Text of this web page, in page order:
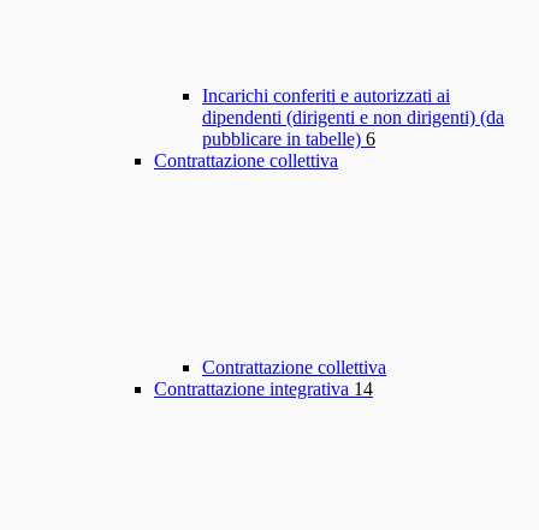
Incarichi conferiti e autorizzati ai
dipendenti (dirigenti e non dirigenti) (da
pubblicare in tabelle) 6
Contrattazione collettiva
Contrattazione collettiva
Contrattazione integrativa 14